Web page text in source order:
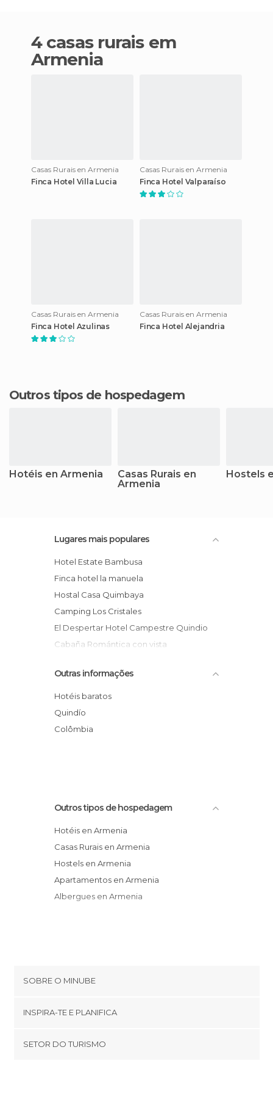
4 casas rurais em
Armenia
Casas Rurais en Armenia
Finca Hotel Villa Lucia
Casas Rurais en Armenia
Finca Hotel Valparaíso
Casas Rurais en Armenia
Finca Hotel Azulinas
Casas Rurais en Armenia
Finca Hotel Alejandria
Outros tipos de hospedagem
Hotéis en Armenia
Casas Rurais en
Armenia
Hostels
Lugares mais populares
Hotel Estate Bambusa
Finca hotel la manuela
Hostal Casa Quimbaya
Camping Los Cristales
El Despertar Hotel Campestre Quindio
Cabaña Romántica con vista
Hostería Mi Mónaco
Hotel Mirador Las Palmas
La Floresta Hotel Campestre
Hotel San Martín
Outras informações
Hotéis baratos
Quindío
Colômbia
Outros tipos de hospedagem
Hotéis en Armenia
Casas Rurais en Armenia
Hostels en Armenia
Apartamentos en Armenia
Albergues en Armenia
SOBRE O MINUBE
Términos e Condições
INSPIRA-TE E PLANIFICA
SETOR DO TURISMO